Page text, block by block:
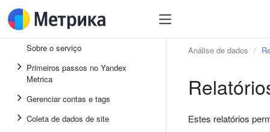
Sobre o serviço
Primeiros passos no Yandex
Metrica
Gerenciar contas e tags
Coleta de dados de site
Análise de dados
Estes relatórios